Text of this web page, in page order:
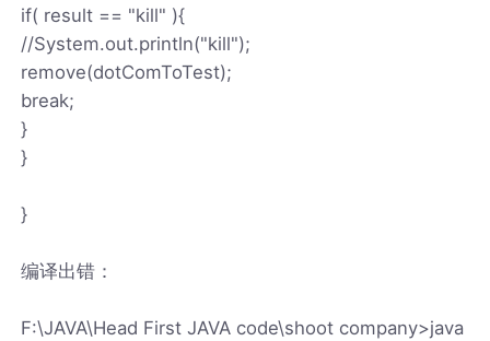
if( result == "kill" ){
//System.out.println("kill");
remove(dotComToTest);
break;
}
}
}
编译出错：
F:\JAVA\Head First JAVA code\shoot company>java